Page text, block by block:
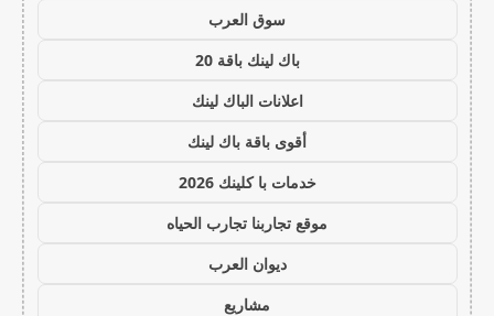
سوق العرب
باك لينك باقة 20
اعلانات الباك لينك
أقوى باقة باك لينك
خدمات با كلينك 2026
موقع تجاربنا تجارب الحياه
ديوان العرب
مشاريع